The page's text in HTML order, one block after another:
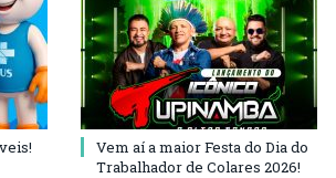
Vem aí a maior Festa do Dia do
Trabalhador de Colares 2026!